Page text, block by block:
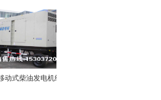
式柴油发电机组